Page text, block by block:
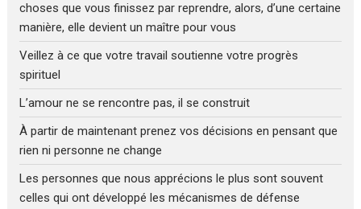
choses que vous finissez par reprendre, alors, d’une certaine
manière, elle devient un maître pour vous
Veillez à ce que votre travail soutienne votre progrès
spirituel
L’amour ne se rencontre pas, il se construit
À partir de maintenant prenez vos décisions en pensant que
rien ni personne ne change
Les personnes que nous apprécions le plus sont souvent
celles qui ont développé les mécanismes de défense